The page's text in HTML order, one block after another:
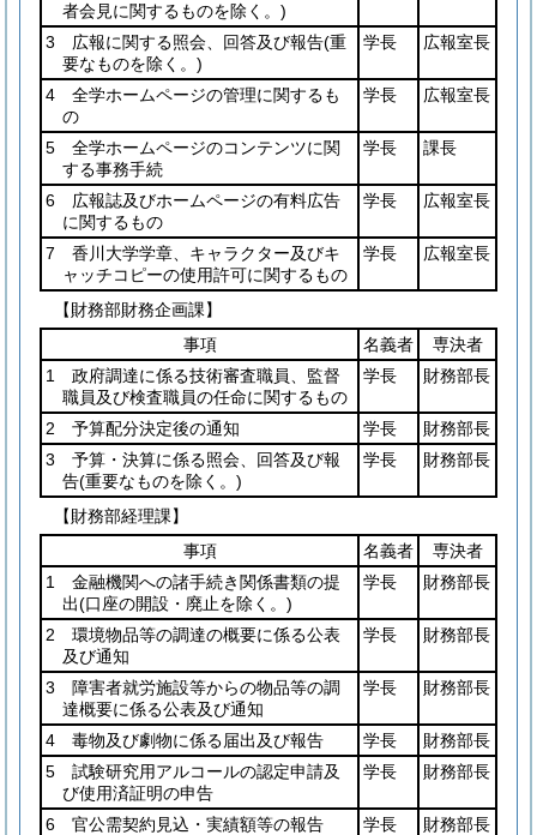
者会見に関するものを除く。)
3 広報に関する照会、回答及び報告(重
要なものを除く。)
学長 広報室長
4 全学ホームページの管理に関するも
の
学長 広報室長
5 全学ホームページのコンテンツに関
する事務手続
学長 課長
6 広報誌及びホームページの有料広告
に関するもの
学長 広報室長
7 香川大学学章、キャラクター及びキ
ャッチコピーの使用許可に関するもの
学長 広報室長
【財務部財務企画課】
事項
名義者
専決者
1 政府調達に係る技術審査職員、監督
職員及び検査職員の任命に関するもの
学長 財務部長
2 予算配分決定後の通知 学長
財務部長
3 予算・決算に係る照会、回答及び報
告(重要なものを除く。)
学長 財務部長
【財務部経理課】
事項
名義者
専決者
1 金融機関への諸手続き関係書類の提
出(口座の開設・廃止を除く。)
学長 財務部長
2 環境物品等の調達の概要に係る公表
及び通知
学長 財務部長
3 障害者就労施設等からの物品等の調
達概要に係る公表及び通知
学長 財務部長
4 毒物及び劇物に係る届出及び報告 学長
財務部長
5 試験研究用アルコールの認定申請及
び使用済証明の申告
学長 財務部長
6 官公需契約見込・実績額等の報告 学長
財務部長